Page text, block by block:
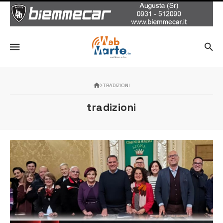
TRADIZIONI
tradizioni